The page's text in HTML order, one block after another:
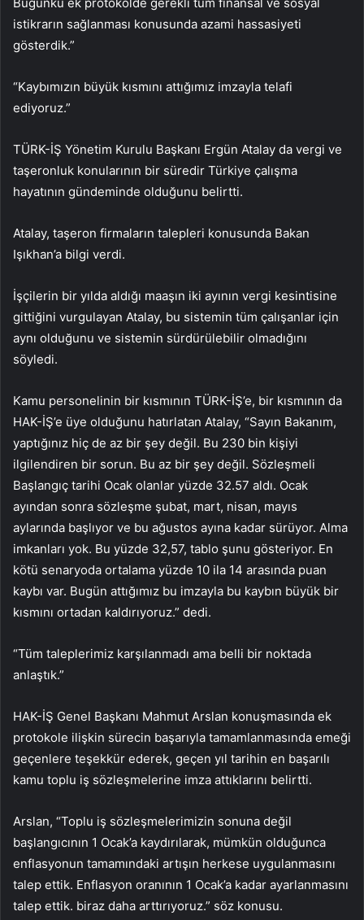
istikrarın sağlanması konusunda azami hassasiyeti
gösterdik.”
“Kaybımızın büyük kısmını attığımız imzayla telafi
ediyoruz.”
TÜRK-İŞ Yönetim Kurulu Başkanı Ergün Atalay da vergi ve
taşeronluk konularının bir süredir Türkiye çalışma
hayatının gündeminde olduğunu belirtti.
Atalay, taşeron firmaların talepleri konusunda Bakan
Işıkhan’a bilgi verdi.
İşçilerin bir yılda aldığı maaşın iki ayının vergi kesintisine
gittiğini vurgulayan Atalay, bu sistemin tüm çalışanlar için
aynı olduğunu ve sistemin sürdürülebilir olmadığını
söyledi.
Kamu personelinin bir kısmının TÜRK-İŞ’e, bir kısmının da
HAK-İŞ’e üye olduğunu hatırlatan Atalay, “Sayın Bakanım,
yaptığınız hiç de az bir şey değil. Bu 230 bin kişiyi
ilgilendiren bir sorun. Bu az bir şey değil. Sözleşmeli
Başlangıç ​​tarihi Ocak olanlar yüzde 32.57 aldı. Ocak
ayından sonra sözleşme şubat, mart, nisan, mayıs
aylarında başlıyor ve bu ağustos ayına kadar sürüyor. Alma
imkanları yok. Bu yüzde 32,57, tablo şunu gösteriyor. En
kötü senaryoda ortalama yüzde 10 ila 14 arasında puan
kaybı var. Bugün attığımız bu imzayla bu kaybın büyük bir
kısmını ortadan kaldırıyoruz.” dedi.
“Tüm taleplerimiz karşılanmadı ama belli bir noktada
anlaştık.”
HAK-İŞ Genel Başkanı Mahmut Arslan konuşmasında ek
protokole ilişkin sürecin başarıyla tamamlanmasında emeği
geçenlere teşekkür ederek, geçen yıl tarihin en başarılı
kamu toplu iş sözleşmelerine imza attıklarını belirtti.
Arslan, “Toplu iş sözleşmelerimizin sonuna değil
başlangıcının 1 Ocak’a kaydırılarak, mümkün olduğunca
enflasyonun tamamındaki artışın herkese uygulanmasını
talep ettik. Enflasyon oranının 1 Ocak’a kadar ayarlanmasını
talep ettik. biraz daha arttırıyoruz.” söz konusu.